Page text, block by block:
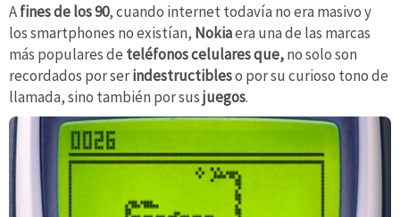
Afines de los 90, cuando internet todavía no era masivo y
los smartphones no existían, Nokiaera una de las marcas
más populares de teléfonos celulares que,no solo son
recordados por serindestructibleso por su curioso tono de
llamada, sino también por susjuegos.